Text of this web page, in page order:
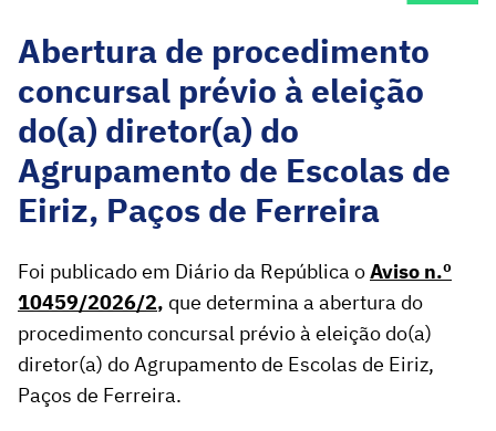
Abertura de procedimento
concursal prévio à eleição
do(a) diretor(a) do
Agrupamento de Escolas de
Eiriz, Paços de Ferreira
Foi publicado em Diário da República oAviso n.º
10459/2026/2, que determina a abertura do
procedimento concursal prévio à eleição do(a)
diretor(a) do Agrupamento de Escolas de Eiriz,
Paços de Ferreira.